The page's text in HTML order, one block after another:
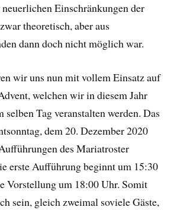
Einschränkungen der
theoretisch, aber aus
dann doch nicht möglich war.
wir uns nun mit vollem Einsatz auf
welchen wir in diesem Jahr
selben Tag veranstalten werden. Das
dem 20. Dezember 2020
des Mariatroster
erste Aufführung beginnt um 15:30
Vorstellung um 18:00 Uhr. Somit
sein, gleich zweimal soviele Gäste,